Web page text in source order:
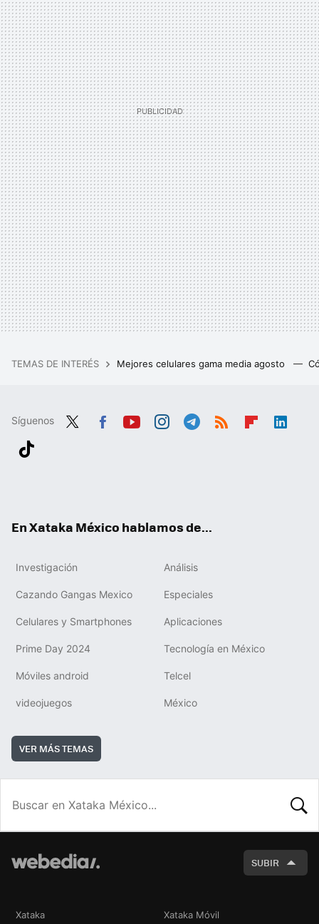
TEMAS DE INTERÉS Mejores celulares gama media agosto
Síguenos
En Xataka México hablamos de...
Investigación Análisis
Cazando Gangas Mexico Especiales
Celulares y Smartphones Aplicaciones
Prime Day 2024 Tecnología en México
Móviles android Telcel
videojuegos México
VER MÁS TEMAS
SUBIR
Xataka Xataka Móvil